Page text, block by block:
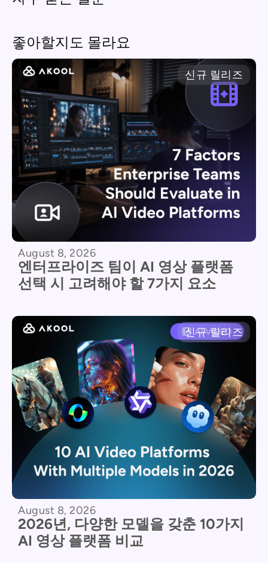
좋아할지도 몰라요
신규 릴리즈
August 8, 2026
엔터프라이즈 팀이 AI 영상 플랫폼
선택 시 고려해야 할 7가지 요소
신규 릴리즈
August 8, 2026
2026년, 다양한 모델을 갖춘 10가지
AI 영상 플랫폼 비교